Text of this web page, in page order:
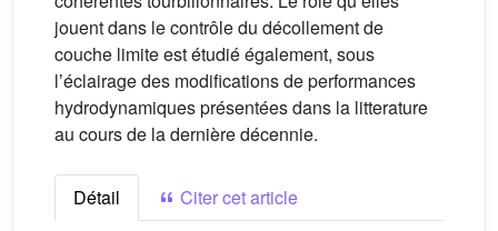
jouent dans le contrôle du décollement de
couche limite est étudié également, sous
lʼéclairage des modifications de performances
hydrodynamiques présentées dans la litterature
au cours de la dernière décennie.
Détail
Citer cet article